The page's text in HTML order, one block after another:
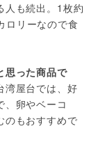
人も続出。1枚約
ロリーなので食
思った商品で
湾屋台では、好
、卵やベーコ
のもおすすめで